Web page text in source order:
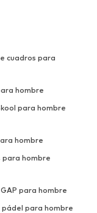
cuadros para
hombre
para hombre
hombre
para hombre
para hombre
para hombre